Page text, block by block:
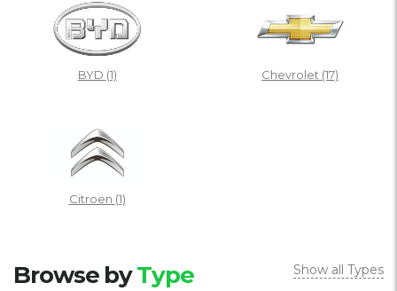
BYD (1) Chevrolet (17)
Citroen (1)
Show all Types
Browse byType